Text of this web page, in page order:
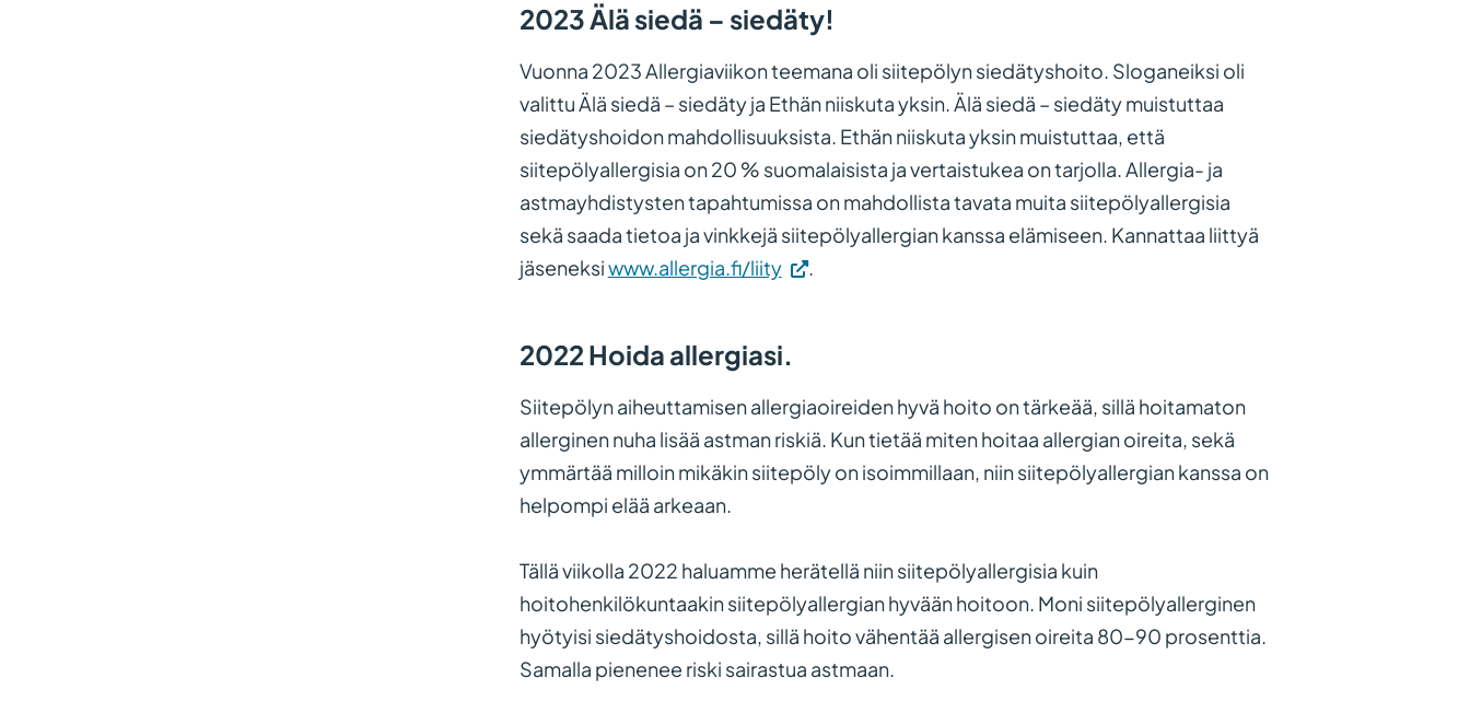
2023 Älä siedä – siedäty!
Vuonna 2023 Allergiaviikon teemana oli siitepölyn siedätyshoito. Sloganeiksi oli
valittu Älä siedä – siedäty ja Ethän niiskuta yksin. Älä siedä – siedäty muistuttaa
siedätyshoidon mahdollisuuksista. Ethän niiskuta yksin muistuttaa, että
siitepölyallergisia on 20 % suomalaisista ja vertaistukea on tarjolla. Allergia- ja
astmayhdistysten tapahtumissa on mahdollista tavata muita siitepölyallergisia
sekä saada tietoa ja vinkkejä siitepölyallergian kanssa elämiseen. Kannattaa liittyä
jäseneksiwww.allergia.fi/liity(Vieraile
Linkki
avautuu
uuteen
välilehteen.)
.
2022 Hoida allergiasi.
Siitepölyn aiheuttamisen allergiaoireiden hyvä hoito on tärkeää, sillä hoitamaton
allerginen nuha lisää astman riskiä. Kun tietää miten hoitaa allergian oireita, sekä
ymmärtää milloin mikäkin siitepöly on isoimmillaan, niin siitepölyallergian kanssa on
helpompi elää arkeaan.
Tällä viikolla 2022 haluamme herätellä niin siitepölyallergisia kuin
hoitohenkilökuntaakin siitepölyallergian hyvään hoitoon. Moni siitepölyallerginen
hyötyisi siedätyshoidosta, sillä hoito vähentää allergisen oireita 80-90 prosenttia.
Samalla pienenee riski sairastua astmaan.